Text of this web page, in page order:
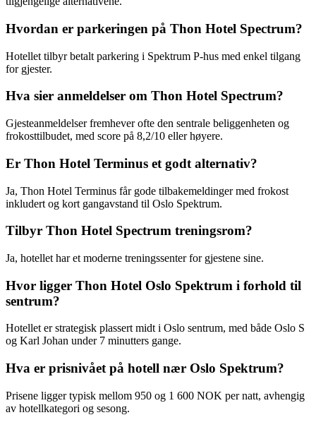
Hvordan er parkeringen på Thon Hotel Spectrum?
Hotellet tilbyr betalt parkering i Spektrum P-hus med enkel tilgang
for gjester.
Hva sier anmeldelser om Thon Hotel Spectrum?
Gjesteanmeldelser fremhever ofte den sentrale beliggenheten og
frokosttilbudet, med score på 8,2/10 eller høyere.
Er Thon Hotel Terminus et godt alternativ?
Ja, Thon Hotel Terminus får gode tilbakemeldinger med frokost
inkludert og kort gangavstand til Oslo Spektrum.
Tilbyr Thon Hotel Spectrum treningsrom?
Ja, hotellet har et moderne treningssenter for gjestene sine.
Hvor ligger Thon Hotel Oslo Spektrum i forhold til
sentrum?
Hotellet er strategisk plassert midt i Oslo sentrum, med både Oslo S
og Karl Johan under 7 minutters gange.
Hva er prisnivået på hotell nær Oslo Spektrum?
Prisene ligger typisk mellom 950 og 1 600 NOK per natt, avhengig
av hotellkategori og sesong.